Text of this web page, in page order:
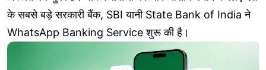
के सबसे बड़े सरकारी बैंक, SBI यानी State Bank of India ने
WhatsApp Banking Service शुरू की है।